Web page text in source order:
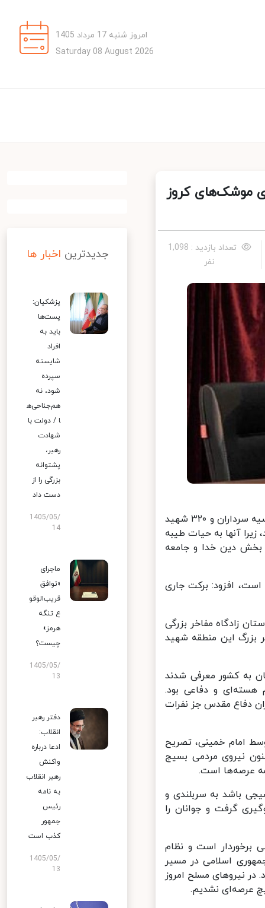
امروز شنبه 17 مرداد 1405
Saturday 08 August 2026
موشک‌های کروز
تعداد بازدید : 1,098
نفر
سردار علی‌محمد نائینی سخنگوی کل سپاه پاسداران انقلاب اسلامی در اجلاسیه سرداران و ۳۲۰ شهید
آنها به حیات طیبه
دین خدا و جامعه
افزود: برکت جاری
زادگاه مفاخر بزرگی
بزرگ این منطقه شهید
به کشور معرفی شدند
و دفاعی بود.
دفاع مقدس جز نفرات
امام خمینی، تصریح
نیروی مردمی بسیج
عرصه‌ها است.
باشد به سربلندی و
گرفت و جوانان را
است و نظام
اسلامی در مسیر
نیروهای مسلح امروز
عرصه‌ای نشدیم.
جدیدترین اخبار ها
پزشکیان:
پست‌ها
باید به
افراد
شایسته
سپرده
شود، نه
هم‌جناحی‌ه
ا / دولت با
شهادت
رهبر،
پشتوانه
بزرگی را از
دست داد
1405/05/
14
ماجرای
«توافق
قریب‌الوقو
ع تنگه
هرمز»
چیست؟
1405/05/
13
دفتر رهبر
انقلاب:
ادعا درباره
واکنش
رهبر انقلاب
به نامه
رئیس
جمهور
کذب است
1405/05/
13